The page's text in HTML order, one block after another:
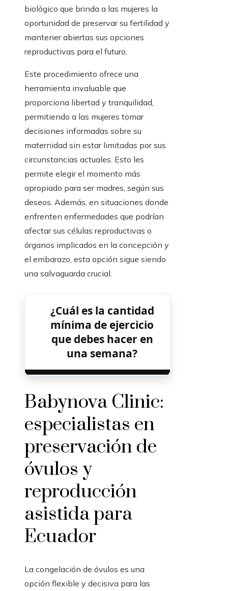
biológico que brinda a las mujeres la
oportunidad de preservar su fertilidad y
mantener abiertas sus opciones
reproductivas para el futuro.
Este procedimiento ofrece una
herramienta invaluable que
proporciona libertad y tranquilidad,
permitiendo a las mujeres tomar
decisiones informadas sobre su
maternidad sin estar limitadas por sus
circunstancias actuales. Esto les
permite elegir el momento más
apropiado para ser madres, según sus
deseos. Además, en situaciones donde
enfrenten enfermedades que podrían
afectar sus células reproductivas o
órganos implicados en la concepción y
el embarazo, esta opción sigue siendo
una salvaguarda crucial.
¿Cuál es la cantidad
mínima de ejercicio
que debes hacer en
una semana?
Babynova Clinic:
especialistas en
preservación de
óvulos y
reproducción
asistida para
Ecuador
La congelación de óvulos es una
opción flexible y decisiva para las